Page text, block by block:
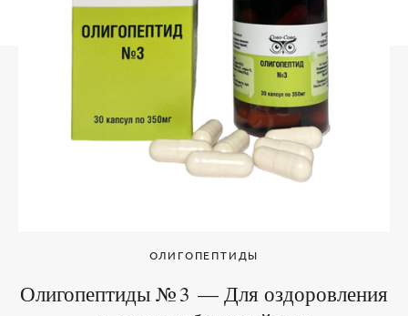
ОЛИГОПЕПТИДЫ
Олигопептиды № 3 — Для оздоровления